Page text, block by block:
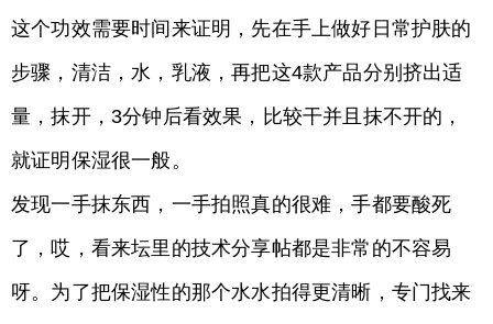
这个功效需要时间来证明，先在手上做好日常护肤的
步骤，清洁，水，乳液，再把这4款产品分别挤出适
量，抹开，3分钟后看效果，比较干并且抹不开的，
就证明保湿很一般。
发现一手抹东西，一手拍照真的很难，手都要酸死
了，哎，看来坛里的技术分享帖都是非常的不容易
呀。为了把保湿性的那个水水拍得更清晰，专门找来